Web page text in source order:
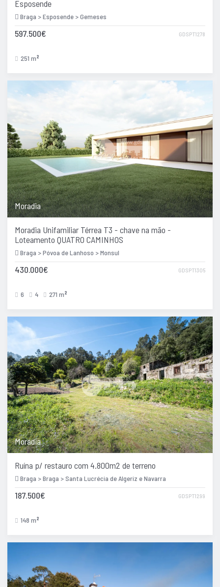
Esposende
Braga > Esposende > Gemeses
GDSPT1278
597.500€
251 m 2
Moradia
Moradia Unifamiliar Térrea T3 - chave na mão -
Loteamento QUATRO CAMINHOS
Braga > Póvoa de Lanhoso > Monsul
GDSPT1305
430.000€
6 4 271 m 2
Moradia
Ruína p/ restauro com 4.800m2 de terreno
Braga > Braga > Santa Lucrécia de Algeriz e Navarra
GDSPT1299
187.500€
148 m 2